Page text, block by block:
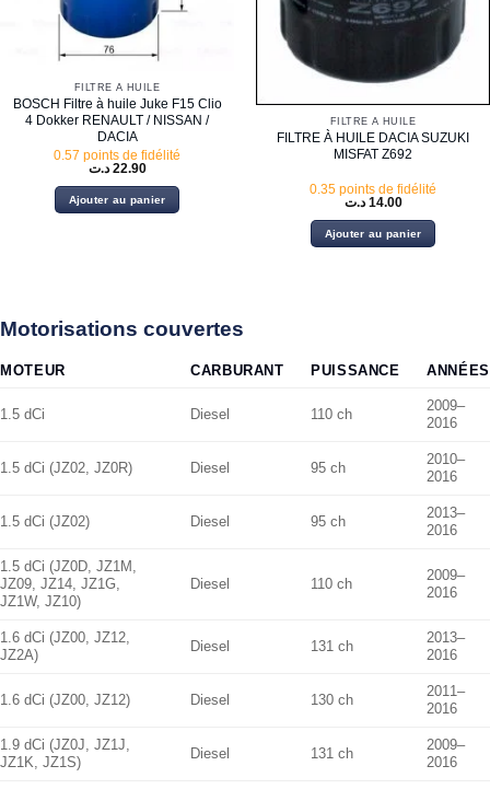
FILTRE À HUILE
BOSCH Filtre à huile Juke F15 Clio
4 Dokker RENAULT / NISSAN /
DACIA
0.57 points de fidélité
22.90 د.ت
Ajouter au panier
FILTRE À HUILE
FILTRE À HUILE DACIA SUZUKI
MISFAT Z692
0.35 points de fidélité
14.00 د.ت
Ajouter au panier
Motorisations couvertes
MOTEUR CARBURANT PUISSANCE ANNÉES
1.5 dCi Diesel 110 ch
2009–
2016
1.5 dCi (JZ02, JZ0R) Diesel 95 ch
2010–
2016
1.5 dCi (JZ02) Diesel 95 ch
2013–
2016
1.5 dCi (JZ0D, JZ1M,
JZ09, JZ14, JZ1G,
JZ1W, JZ10)
Diesel 110 ch
2009–
2016
1.6 dCi (JZ00, JZ12,
JZ2A)
Diesel 131 ch
2013–
2016
1.6 dCi (JZ00, JZ12) Diesel 130 ch
2011–
2016
1.9 dCi (JZ0J, JZ1J,
JZ1K, JZ1S)
Diesel 131 ch
2009–
2016